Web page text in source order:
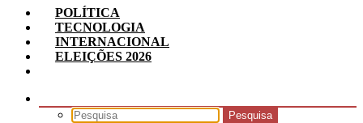
POLÍTICA
TECNOLOGIA
INTERNACIONAL
ELEIÇÕES 2026